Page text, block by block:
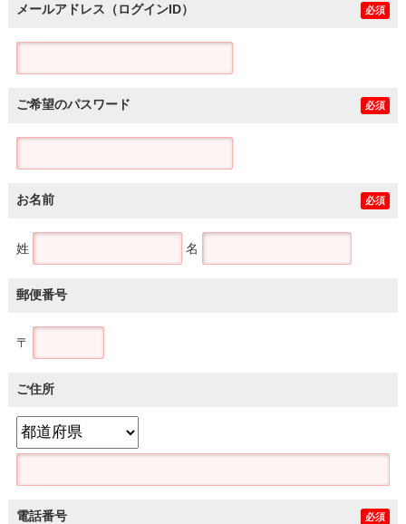
メールアドレス（ログインID） 必須
ご希望のパスワード 必須
お名前 必須
姓 名
郵便番号
〒
ご住所
電話番号 必須